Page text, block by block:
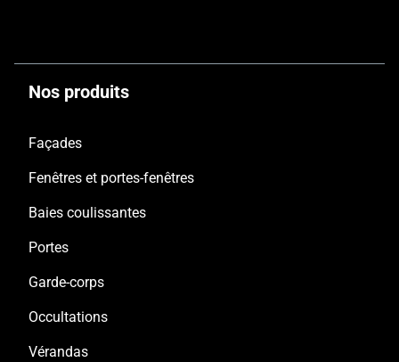
Nos produits
Façades
Fenêtres et portes-fenêtres
Baies coulissantes
Portes
Garde-corps
Occultations
Vérandas